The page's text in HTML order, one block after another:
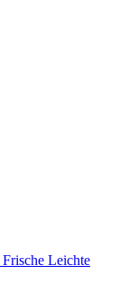
Frische Leichte